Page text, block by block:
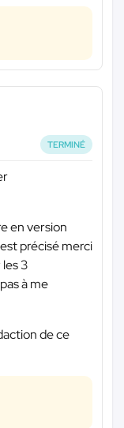
TERMINÉ
en version
précisé merci
3
à me
de ce